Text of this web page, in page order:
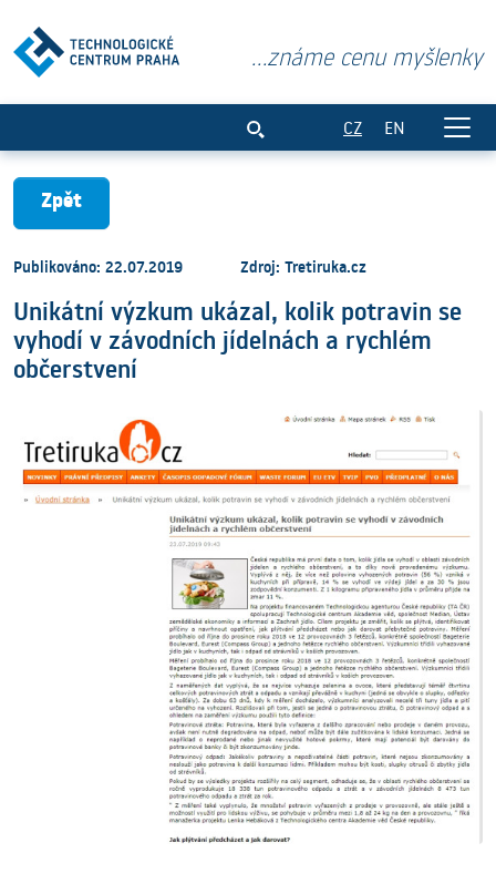
...známe cenu myšlenky
CZ EN
Zpět
Publikováno: 22.07.2019 Zdroj: Tretiruka.cz
Unikátní výzkum ukázal, kolik potravin se
vyhodí v závodních jídelnách a rychlém
občerstvení